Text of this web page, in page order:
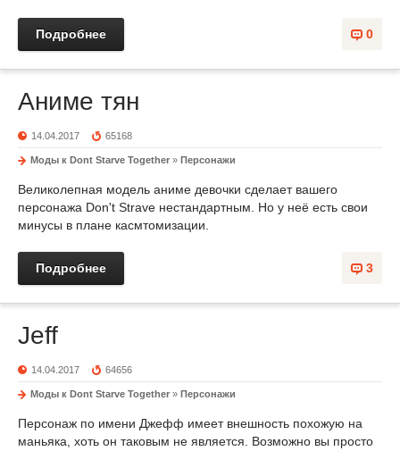
0
Подробнее
Аниме тян
14.04.2017 65168
Моды к Dont Starve Together » Персонажи
Великолепная модель аниме девочки сделает вашего
персонажа Don't Strave нестандартным. Но у неё есть свои
минусы в плане касмтомизации.
3
Подробнее
Jeff
14.04.2017 64656
Моды к Dont Starve Together » Персонажи
Персонаж по имени Джефф имеет внешность похожую на
маньяка, хоть он таковым не является. Возможно вы просто